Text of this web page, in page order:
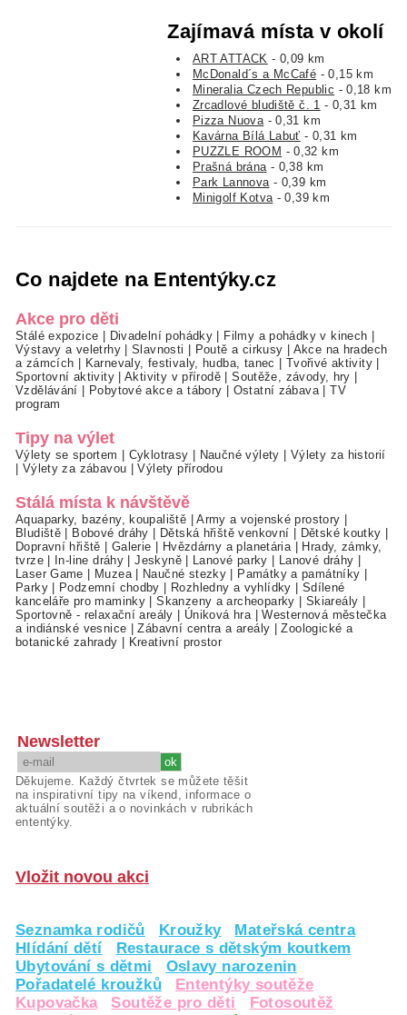
Zajímavá místa v okolí
ART ATTACK - 0,09 km
McDonald´s a McCafé - 0,15 km
Mineralia Czech Republic - 0,18 km
Zrcadlové bludiště č. 1 - 0,31 km
Pizza Nuova - 0,31 km
Kavárna Bílá Labuť - 0,31 km
PUZZLE ROOM - 0,32 km
Prašná brána - 0,38 km
Park Lannova - 0,39 km
Minigolf Kotva - 0,39 km
Co najdete na Ententýky.cz
Akce pro děti
Stálé expozice Divadelní pohádky Filmy a pohádky v kinech
Výstavy a veletrhy|Slavnosti Poutě a cirkusy
Akce na hradech
a zámcích
Karnevaly, festivaly, hudba, tanec Tvořivé aktivity
Sportovní aktivity|Aktivity v přírodě |Soutěže, závody, hry
Vzdělávání
Pobytové akce a tábory Ostatní zábava|TV
program
Tipy na výlet
Výlety se sportem Cyklotrasy Naučné výlety
Výlety za historií
Výlety za zábavou |Výlety přírodou
Stálá místa k návštěvě
Aquaparky, bazény, koupaliště |Army a vojenské prostory
Bludiště
Bobové dráhy Dětská hřiště venkovní Dětské koutky
Dopravní hřiště
Galerie Hvězdárny a planetária|
Hrady, zámky,
tvrze| In-line dráhy |Jeskyně| Lanové parky Lanové dráhy
Laser Game
Muzea| Naučné stezky Památky a památníky
Parky| Podzemní chodby Rozhledny a vyhlídky
Sdílené
kanceláře pro maminky |Skanzeny a archeoparky Skiareály
Sportovně - relaxační areály
Úniková hra|Westernová městečka
a indiánské vesnice |Zábavní centra a areály |Zoologické a
botanické zahrady
Kreativní prostor
Newsletter
Děkujeme. Každý čtvrtek se můžete těšit
na inspirativní tipy na víkend, informace o
aktuální soutěži a o novinkách v rubrikách
ententýky.
Vložit novou akci
Seznamka rodičů Kroužky
Mateřská centra
Hlídání dětí
Restaurace s dětským koutkem
Ubytování s dětmi
Oslavy narozenin
Pořadatelé kroužků
Ententýky soutěže
Kupovačka
Soutěže pro děti
Fotosoutěž